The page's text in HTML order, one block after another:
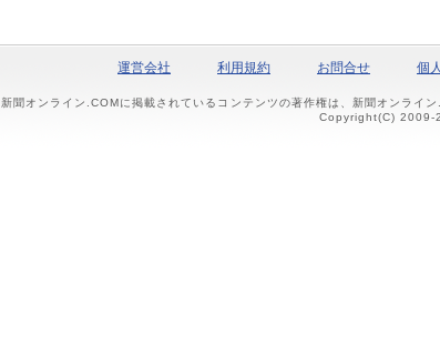
運営会社 利用規約 お問合せ 個
新聞オンライン.COMに掲載されているコンテンツの著作権は、新聞オンライ
Copyright(C) 2009-